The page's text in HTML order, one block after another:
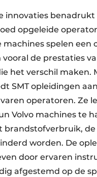
innovaties benadrukt
opgeleide
spelen een
de prestaties
het verschil maken.
SMT opleidingen
operatoren. Ze
Volvo machines te
brandstofverbruik,
worden. De
door ervaren
afgestemd op de